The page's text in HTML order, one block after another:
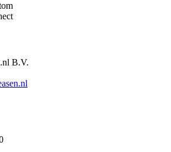
B.V.